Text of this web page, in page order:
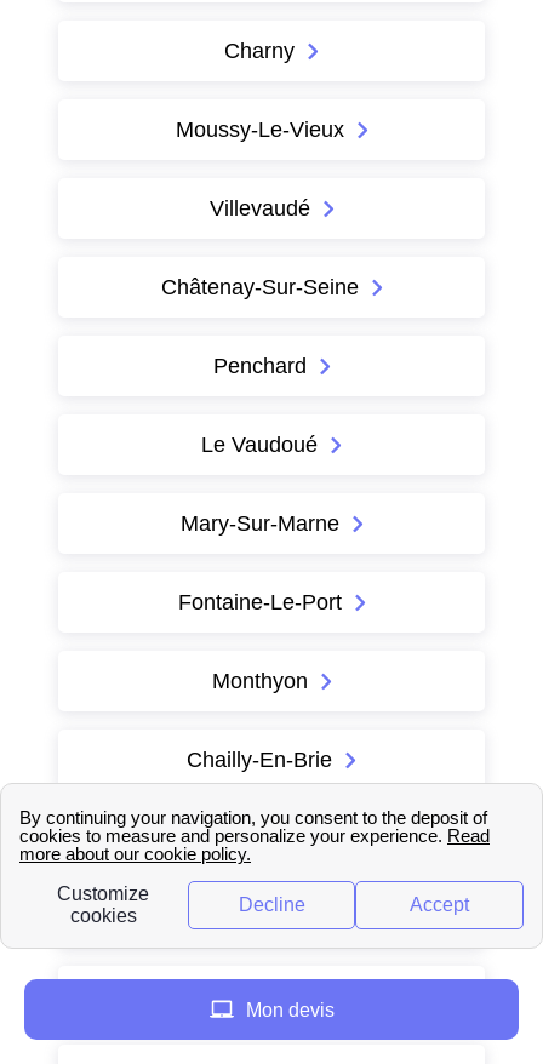
Charny
Moussy-Le-Vieux
Villevaudé
Châtenay-Sur-Seine
Penchard
Le Vaudoué
Mary-Sur-Marne
Fontaine-Le-Port
Monthyon
Chailly-En-Brie
Voulangis
Bouleurs
Amillis
Mon devis